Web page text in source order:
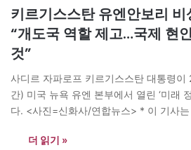
키르기스스탄 유엔안보리
“개도국 역할 제고…국제 현
것”
사디르 자파로프 키르기스스탄 대통령
간) 미국 뉴욕 유엔 본부에서 열린 ‘미래
다. <사진=신화사/연합뉴스> * 이 기사
발행인] 키르기스스탄이 국가 역사상 최
더 읽기 »